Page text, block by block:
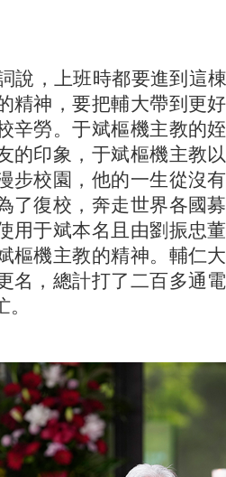
，上班時都要進到這棟
精神，要把輔大帶到更
辛勞。于斌樞機主教的
的印象，于斌樞機主教
步校園，他的一生從沒
了復校，奔走世界各國
用于斌本名且由劉振忠
樞機主教的精神。輔仁
名，總計打了二百多通